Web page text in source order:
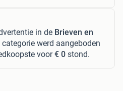
in de Brieven en
categorie werd aangeboden
voor€ 0 stond.